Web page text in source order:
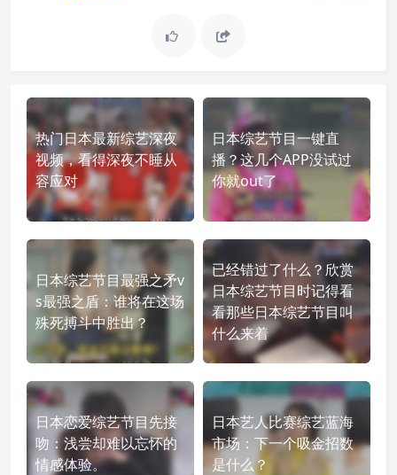
热门日本最新综艺深夜
视频，看得深夜不睡从
容应对
日本综艺节目一键直
播？这几个APP没试过
你就out了
日本综艺节目最强之矛v
s最强之盾：谁将在这场
殊死搏斗中胜出？
已经错过了什么？欣赏
日本综艺节目时记得看
看那些日本综艺节目叫
什么来着
日本恋爱综艺节目先接
吻：浅尝却难以忘怀的
情感体验。
日本艺人比赛综艺蓝海
市场：下一个吸金招数
是什么？